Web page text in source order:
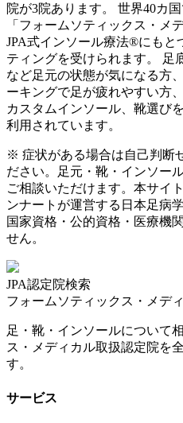
院が3院あります。 世界40カ
「フォームソティックス・メ
JPA式インソール療法®にもと
ティングを受けられます。 足
など足元の状態が気になる方
ーキングで足が疲れやすい方
カスタムインソール、靴選び
利用されています。
※ 症状がある場合は自己判断
ださい。足元・靴・インソー
ご相談いただけます。本サイ
ンナートが運営する日本足病
国家資格・公的資格・医療機
せん。
JPA認定院検索
フォームソティックス・メデ
足・靴・インソールについて
ス・メディカル取扱認定院を
す。
サービス